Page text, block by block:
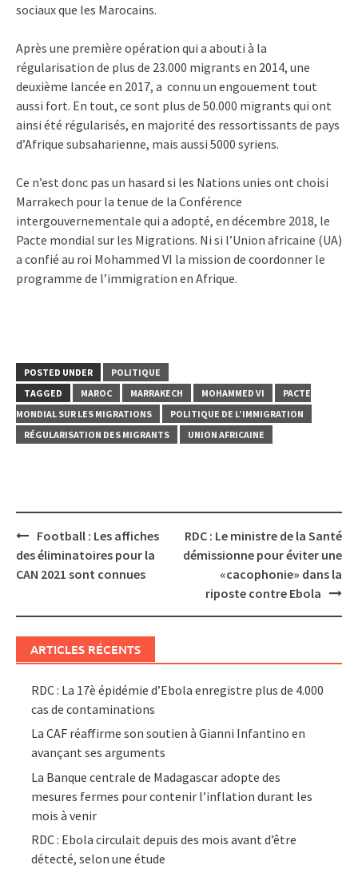
sociaux que les Marocains.
Après une première opération qui a abouti à la
régularisation de plus de 23.000 migrants en 2014, une
deuxième lancée en 2017, a connu un engouement tout
aussi fort. En tout, ce sont plus de 50.000 migrants qui ont
ainsi été régularisés, en majorité des ressortissants de pays
d’Afrique subsaharienne, mais aussi 5000 syriens.
Ce n’est donc pas un hasard si les Nations unies ont choisi
Marrakech pour la tenue de la Conférence
intergouvernementale qui a adopté, en décembre 2018, le
Pacte mondial sur les Migrations. Ni si l’Union africaine (UA)
a confié au roi Mohammed VI la mission de coordonner le
programme de l’immigration en Afrique.
POSTED UNDER
POLITIQUE
TAGGED
MAROC MARRAKECH MOHAMMED VI
PACTE
MONDIAL SUR LES MIGRATIONS
POLITIQUE DE L’IMMIGRATION
RÉGULARISATION DES MIGRANTS
UNION AFRICAINE
Post
navigation
Football : Les affiches
des éliminatoires pour la
CAN 2021 sont connues
RDC : Le ministre de la Santé
démissionne pour éviter une
«cacophonie» dans la
riposte contre Ebola
ARTICLES RÉCENTS
RDC : La 17è épidémie d’Ebola enregistre plus de 4.000
cas de contaminations
La CAF réaffirme son soutien à Gianni Infantino en
avançant ses arguments
La Banque centrale de Madagascar adopte des
mesures fermes pour contenir l’inflation durant les
mois à venir
RDC : Ebola circulait depuis des mois avant d’être
détecté, selon une étude